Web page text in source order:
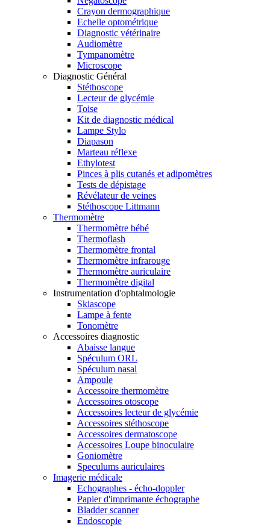
Crayon dermographique
Echelle optométrique
Diagnostic vétérinaire
Audiomètre
Tympanomètre
Microscope
Diagnostic Général
Stéthoscope
Lecteur de glycémie
Toise
Kit de diagnostic médical
Lampe Stylo
Diapason
Marteau réflexe
Ethylotest
Pinces à plis cutanés et adipomètres
Tests de dépistage
Révélateur de veines
Stéthoscope Littmann
Thermomètre
Thermomètre bébé
Thermoflash
Thermomètre frontal
Thermomètre infrarouge
Thermomètre auriculaire
Thermomètre digital
Instrumentation d'ophtalmologie
Skiascope
Lampe à fente
Tonomètre
Accessoires diagnostic
Abaisse langue
Spéculum ORL
Spéculum nasal
Ampoule
Accessoire thermomètre
Accessoires otoscope
Accessoires lecteur de glycémie
Accessoires stéthoscope
Accessoires dermatoscope
Accessoires Loupe binoculaire
Goniomètre
Speculums auriculaires
Imagerie médicale
Echographes - écho-doppler
Papier d'imprimante échographe
Bladder scanner
Endoscopie